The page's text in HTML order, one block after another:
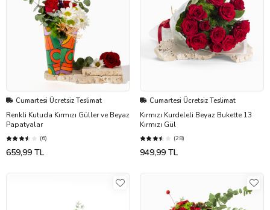
Cumartesi Ücretsiz Teslimat
Renkli Kutuda Kırmızı Güller ve Beyaz
Papatyalar
(6)
659,99 TL
Cumartesi Ücretsiz Teslimat
Kırmızı Kurdeleli Beyaz Bukette 13
Kırmızı Gül
(28)
949,99 TL